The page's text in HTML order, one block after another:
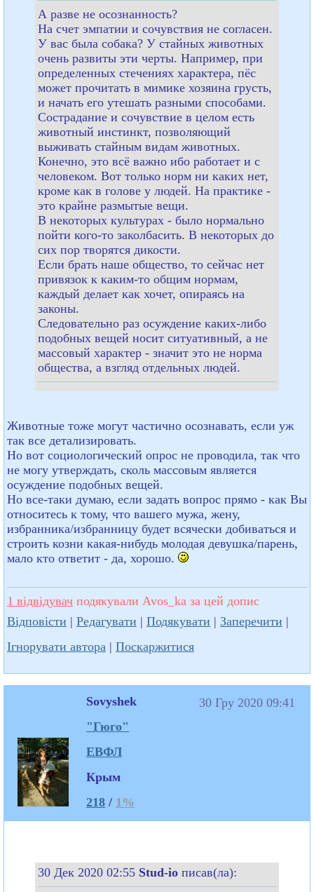
А разве не осознанность?
На счет эмпатии и сочувствия не согласен.
У вас была собака? У стайных животных
очень развиты эти черты. Например, при
определенных стечениях характера, пёс
может прочитать в мимике хозяина грусть,
и начать его утешать разными способами.
Сострадание и сочувствие в целом есть
животный инстинкт, позволяющий
выживать стайным видам животных.
Конечно, это всё важно ибо работает и с
человеком. Вот только норм ни каких нет,
кроме как в голове у людей. На практике -
это крайне размытые вещи.
В некоторых культурах - было нормально
пойти кого-то заколбасить. В некоторых до
сих пор творятся дикости.
Если брать наше общество, то сейчас нет
привязок к каким-то общим нормам,
каждый делает как хочет, опираясь на
законы.
Следовательно раз осуждение каких-либо
подобных вещей носит ситуативный, а не
массовый характер - значит это не норма
общества, а взгляд отдельных людей.
Животные тоже могут частично осознавать, если уж
так все детализировать.
Но вот социологический опрос не проводила, так что
не могу утверждать, сколь массовым является
осуждение подобных вещей.
Но все-таки думаю, если задать вопрос прямо - как Вы
относитесь к тому, что вашего мужа, жену,
избранника/избранницу будет всячески добиваться и
строить козни какая-нибудь молодая девушка/парень,
мало кто ответит - да, хорошо.
1 відвідувач подякували Avos_ka за цей допис
Відповісти | Редагувати | Подякувати | Заперечити |
Ігнорувати автора | Поскаржитися
Sovyshek
"Гюго"
ЕВФЛ
Крым
218 / 1%
30 Гру 2020 09:41
30 Дек 2020 02:55 Stud-io писав(ла):